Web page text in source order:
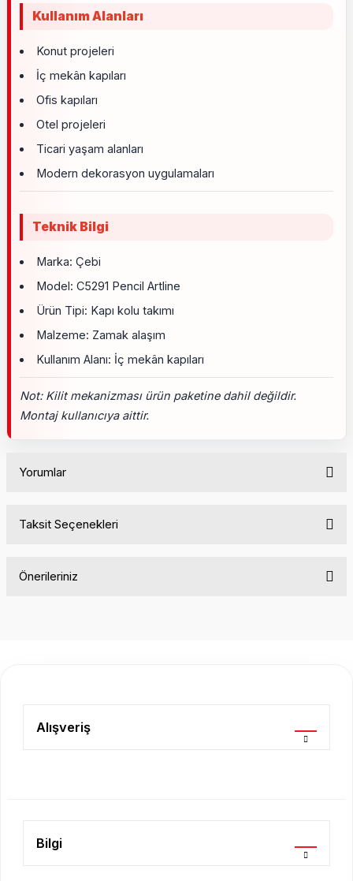
Kullanım Alanları
Konut projeleri
İç mekân kapıları
Ofis kapıları
Otel projeleri
Ticari yaşam alanları
Modern dekorasyon uygulamaları
Teknik Bilgi
Marka: Çebi
Model: C5291 Pencil Artline
Ürün Tipi: Kapı kolu takımı
Malzeme: Zamak alaşım
Kullanım Alanı: İç mekân kapıları
Not: Kilit mekanizması ürün paketine dahil değildir.
Montaj kullanıcıya aittir.
Yorumlar
Taksit Seçenekleri
Önerileriniz
Ürün açıklamasında eksik bilgiler bulunuyor.
Alışveriş
Bilgi